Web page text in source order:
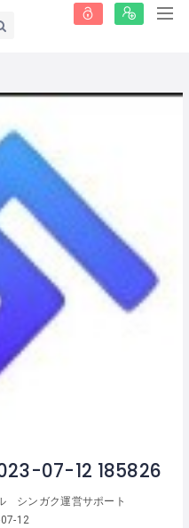
07-12 185826
シンガク運営サポート
12